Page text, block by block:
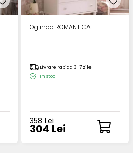
Oglinda ROMANTICA
Livrare rapida 3-7 zile
In stoc
358 Lei
304 Lei